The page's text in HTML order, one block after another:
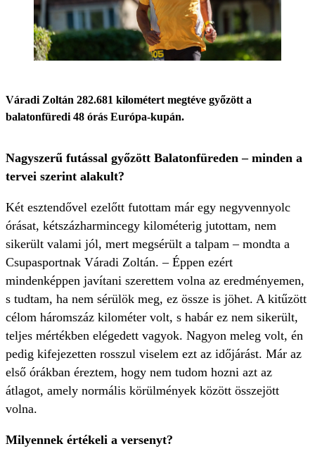
Váradi Zoltán 282.681 kilométert megtéve győzött a
balatonfüredi 48 órás Európa-kupán.
Nagyszerű futással győzött Balatonfüreden – minden a
tervei szerint alakult?
Két esztendővel ezelőtt futottam már egy negyvennyolc
órásat, kétszázharmincegy kilométerig jutottam, nem
sikerült valami jól, mert megsérült a talpam – mondta a
Csupasportnak Váradi Zoltán. – Éppen ezért
mindenképpen javítani szerettem volna az eredményemen,
s tudtam, ha nem sérülök meg, ez össze is jöhet. A kitűzött
célom háromszáz kilométer volt, s habár ez nem sikerült,
teljes mértékben elégedett vagyok. Nagyon meleg volt, én
pedig kifejezetten rosszul viselem ezt az időjárást. Már az
első órákban éreztem, hogy nem tudom hozni azt az
átlagot, amely normális körülmények között összejött
volna.
Milyennek értékeli a versenyt?